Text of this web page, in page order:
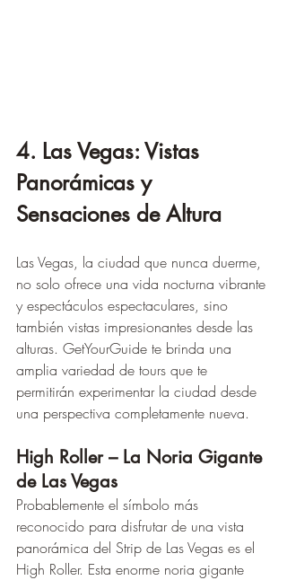
4. Las Vegas: Vistas
Panorámicas y
Sensaciones de Altura
Las Vegas, la ciudad que nunca duerme,
no solo ofrece una vida nocturna vibrante
y espectáculos espectaculares, sino
también vistas impresionantes desde las
alturas. GetYourGuide te brinda una
amplia variedad de tours que te
permitirán experimentar la ciudad desde
una perspectiva completamente nueva.
High Roller – La Noria Gigante
de Las Vegas
Probablemente el símbolo más
reconocido para disfrutar de una vista
panorámica del Strip de Las Vegas es el
High Roller. Esta enorme noria gigante